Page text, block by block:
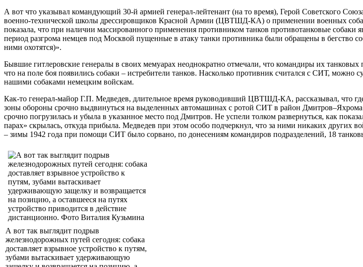
А вот что указывал командующий 30-й армией генерал-лейтенант (на то время), Герой Советского
военно-технической школы дрессировщиков Красной Армии (ЦВТШД-КА) о применении военных
показала, что при наличии массированного применения противником танков противотанковые
период разгрома немцев под Москвой пущенные в атаку танки противника были обращены в бегство
ними охотятся)».
Бывшие гитлеровские генералы в своих мемуарах неоднократно отмечали, что командиры их
что на поле боя появились собаки – истребители танков. Насколько противник считался с СИТ, можно
нашими собаками немецким войскам.
Как-то генерал-майор Г.П. Медведев, длительное время руководивший ЦВТШД-КА, рассказывал, что
зоны обороны срочно выдвинуться на выделенных автомашинах с ротой СИТ в район
срочно погрузилась и убыла в указанное место под Дмитров. Не успели толком развернуться, как
парах» скрылась, откуда прибыла. Медведев при этом особо подчеркнул, что за ними никаких других
– зимы 1942 года при помощи СИТ было сорвано, по донесениям командиров подразделений, 18
А вот так выглядит подрыв
железнодорожных путей сегодня: собака
доставляет взрывное устройство к путям,
зубами вытаскивает удерживающую